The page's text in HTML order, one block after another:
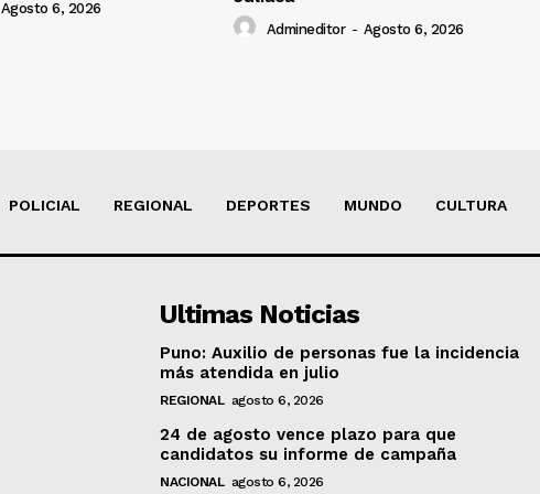
Agosto 6, 2026
Admineditor - Agosto 6, 2026
POLICIAL REGIONAL DEPORTES MUNDO CULTURA
Ultimas Noticias
Puno: Auxilio de personas fue la incidencia
más atendida en julio
REGIONAL agosto 6, 2026
24 de agosto vence plazo para que
candidatos su informe de campaña
NACIONAL agosto 6, 2026